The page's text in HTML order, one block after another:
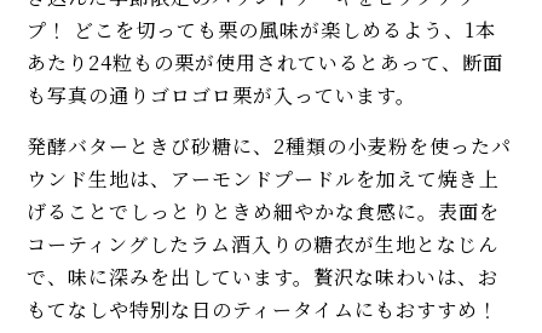
プ！ どこを切っても栗の風味が楽しめるよう、1本
あたり24粒もの栗が使用されているとあって、断面
も写真の通りゴロゴロ栗が入っています。
発酵バターときび砂糖に、2種類の小麦粉を使ったパ
ウンド生地は、アーモンドプードルを加えて焼き上
げることでしっとりときめ細やかな食感に。表面を
コーティングしたラム酒入りの糖衣が生地となじん
で、味に深みを出しています。贅沢な味わいは、お
もてなしや特別な日のティータイムにもおすすめ！